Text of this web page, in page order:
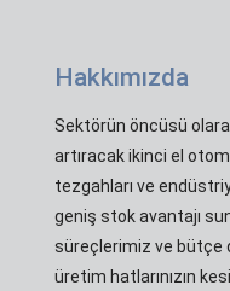
Hakkımızda
Sektörün öncüsü
artıracak ikinci el
tezgahları ve
geniş stok avantajı
süreçlerimiz ve bütçe
üretim hatlarınızın